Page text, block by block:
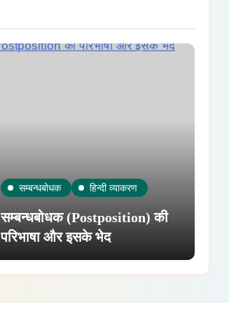
सम्बन्धबोधक हिन्दी व्याकरण
सम्बन्धबोधक (Postposition) की
परिभाषा और इसके भेद